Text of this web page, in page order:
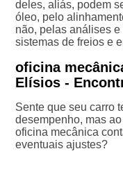
deles, aliás, podem
óleo, pelo
não, pelas análises
sistemas de freios e
oficina
Elísios -
Sente que seu carro
desempenho, mas
oficina mecânica
eventuais ajustes?